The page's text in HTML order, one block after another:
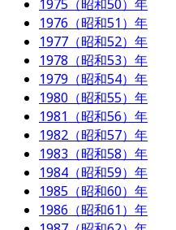
1975（昭和50）年
1976（昭和51）年
1977（昭和52）年
1978（昭和53）年
1979（昭和54）年
1980（昭和55）年
1981（昭和56）年
1982（昭和57）年
1983（昭和58）年
1984（昭和59）年
1985（昭和60）年
1986（昭和61）年